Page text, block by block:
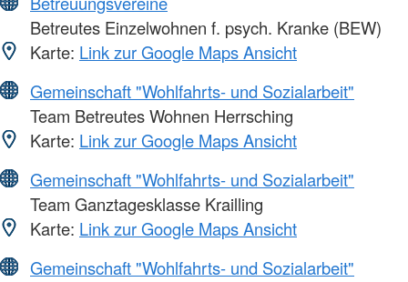
Betreutes Einzelwohnen f. psych. Kranke (BEW)
Karte: Link zur Google Maps Ansicht
Gemeinschaft "Wohlfahrts- und Sozialarbeit"
Team Betreutes Wohnen Herrsching
Karte: Link zur Google Maps Ansicht
Gemeinschaft "Wohlfahrts- und Sozialarbeit"
Team Ganztagesklasse Krailling
Karte: Link zur Google Maps Ansicht
Gemeinschaft "Wohlfahrts- und Sozialarbeit"